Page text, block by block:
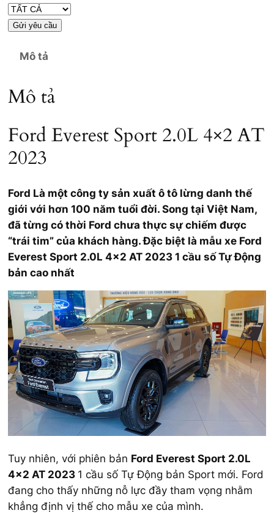
Mô tả
Mô tả
Ford Everest Sport 2.0L 4×2 AT
2023
Ford Là một công ty sản xuất ô tô lừng danh thế
giới với hơn 100 năm tuổi đời. Song tại Việt Nam,
đã từng có thời Ford chưa thực sự chiếm được
“trái tim” của khách hàng. Đặc biệt là mẫu xe Ford
Everest Sport 2.0L 4×2 AT 2023 1 cầu số Tự Động
bản cao nhất
Tuy nhiên, với phiên bản Ford Everest Sport 2.0L
4×2 AT 2023 1 cầu số Tự Động bản Sport mới. Ford
đang cho thấy những nỗ lực đầy tham vọng nhằm
khẳng định vị thế cho mẫu xe của mình.